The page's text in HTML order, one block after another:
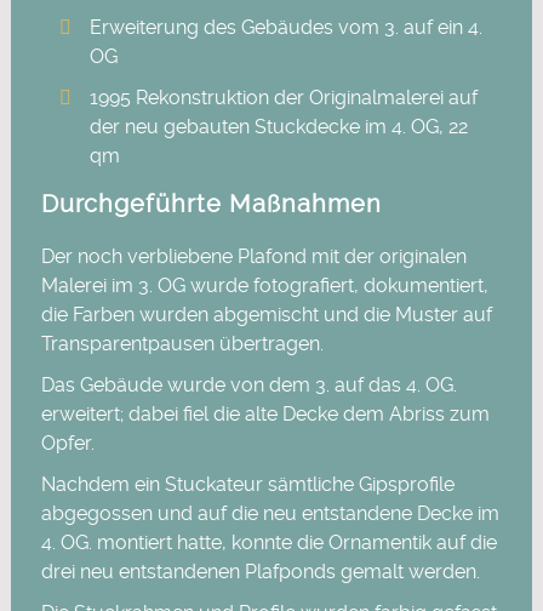
Erweiterung des Gebäudes vom 3. auf ein 4.
OG
1995 Rekonstruktion der Originalmalerei auf
der neu gebauten Stuckdecke im 4. OG, 22
qm
Durchgeführte Maßnahmen
Der noch verbliebene Plafond mit der originalen
Malerei im 3. OG wurde fotografiert, dokumentiert,
die Farben wurden abgemischt und die Muster auf
Transparentpausen übertragen.
Das Gebäude wurde von dem 3. auf das 4. OG.
erweitert; dabei fiel die alte Decke dem Abriss zum
Opfer.
Nachdem ein Stuckateur sämtliche Gipsprofile
abgegossen und auf die neu entstandene Decke im
4. OG. montiert hatte, konnte die Ornamentik auf die
drei neu entstandenen Plafponds gemalt werden.